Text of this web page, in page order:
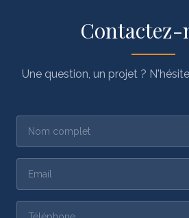
Contactez-
Une question, un projet ?